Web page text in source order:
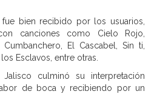
bien recibido por los usuarios,
canciones como Cielo Rojo,
El Cascabel, Sin ti,
Esclavos, entre otras.
culminó su interpretación
de boca y recibiendo por un